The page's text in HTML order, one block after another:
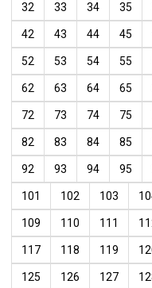
32 33 34 35
42 43 44 45
52 53 54 55
62 63 64 65
72 73 74 75
82 83 84 85
92 93 94 95
101 102 103
109 110 111
117 118 119
125 126 127